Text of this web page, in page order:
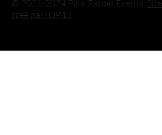
© 2021-2024 Pink Rabbit Events. Site
créé par IDP13